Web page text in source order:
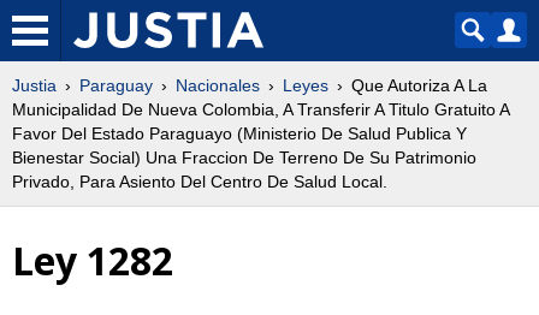
Justia Paraguay Nacionales Leyes
Que Autoriza A La
Municipalidad De Nueva Colombia, A Transferir A Titulo Gratuito A
Favor Del Estado Paraguayo (Ministerio De Salud Publica Y
Bienestar Social) Una Fraccion De Terreno De Su Patrimonio
Privado, Para Asiento Del Centro De Salud Local.
Ley 1282